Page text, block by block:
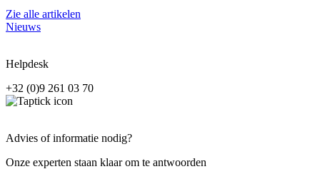
Zie alle artikelen
Nieuws
Helpdesk
+32 (0)9 261 03 70
Advies of informatie nodig?
Onze experten staan klaar om te antwoorden